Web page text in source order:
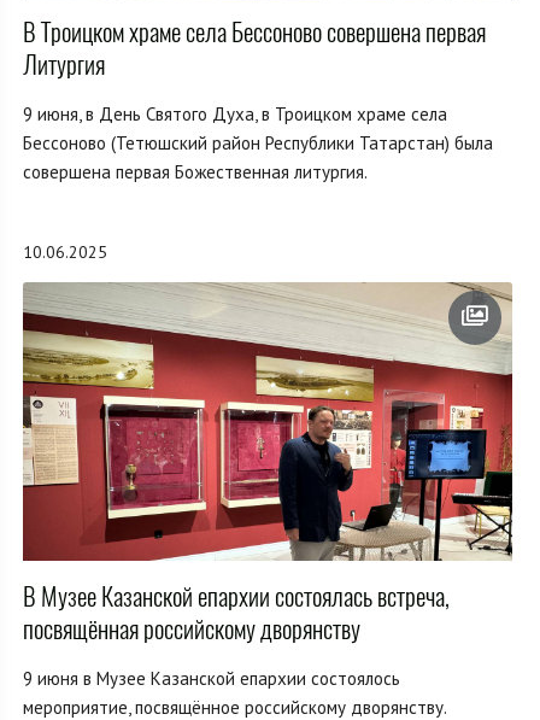
В Троицком храме села Бессоново совершена первая
Литургия
9 июня, в День Святого Духа, в Троицком храме села
Бессоново (Тетюшский район Республики Татарстан) была
совершена первая Божественная литургия.
10.06.2025
В Музее Казанской епархии состоялась встреча,
посвящённая российскому дворянству
9 июня в Музее Казанской епархии состоялось
мероприятие, посвящённое российскому дворянству.